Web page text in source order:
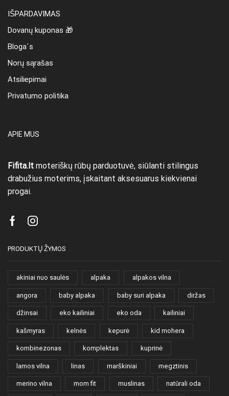
IŠPARDAVIMAS
Dovanų kuponas 🎁
Bloga`s
Norų sąrašas
Atsiliepimai
Privatumo politika
APIE MUS
Fifita.lt moteriškų rūbų parduotuvė, siūlanti stilingus
drabužius moterims, įskaitant aksesuarus kiekvienai
progai.
FacebookInstagram
PRODUKTŲ ŽYMOS
akiniai nuo saulės alpaka alpakos vilna
angora baby alpaka baby suri alpaka diržas
džinsai eko kailiniai eko oda kailiniai
kašmyras kelnės kepurė kid mohera
kombinezonas komplektas kuprinė
lamos vilna linas marškiniai megztinis
merino vilna mom fit muslinas natūrali oda